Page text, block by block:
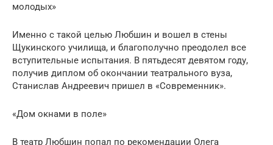
молодых»
Именно с такой целью Любшин и вошел в стены
Щукинского училища, и благополучно преодолел все
вступительные испытания. В пятьдесят девятом году,
получив диплом об окончании театрального вуза,
Станислав Андреевич пришел в «Современник».
«Дом окнами в поле»
В театр Любшин попал по рекомендации Олега